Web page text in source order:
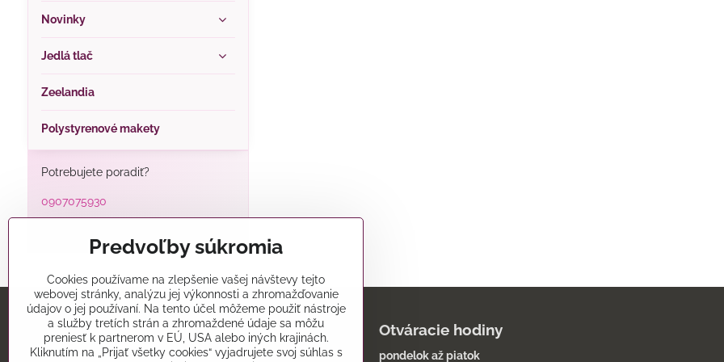
Novinky
Jedlá tlač
Zeelandia
Polystyrenové makety
Potrebujete poradiť?
0907075930
Predajňa
Alatorty
Otváracie hodiny
pondelok až piatok
Predvoľby súkromia
Cookies používame na zlepšenie vašej návštevy tejto
webovej stránky, analýzu jej výkonnosti a zhromažďovanie
údajov o jej používaní. Na tento účel môžeme použiť nástroje
a služby tretích strán a zhromaždené údaje sa môžu
preniesť k partnerom v EÚ, USA alebo iných krajinách.
Kliknutím na „Prijať všetky cookies“ vyjadrujete svoj súhlas s